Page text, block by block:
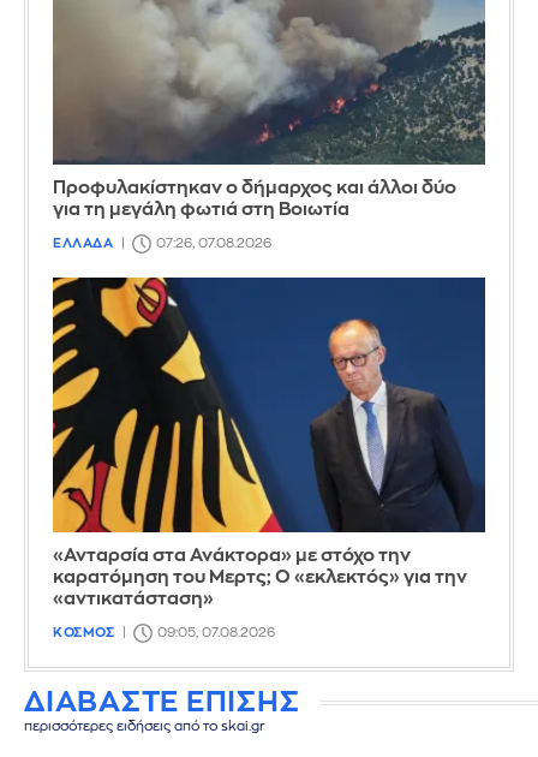
Προφυλακίστηκαν ο δήμαρχος και άλλοι δύο
για τη μεγάλη φωτιά στη Βοιωτία
ΕΛΛΑΔΑ 07:26, 07.08.2026
«Ανταρσία στα Ανάκτορα» με στόχο την
καρατόμηση του Μερτς; Ο «εκλεκτός» για την
«αντικατάσταση»
ΚΟΣΜΟΣ 09:05, 07.08.2026
ΔΙΑΒΑΣΤΕ ΕΠΙΣΗΣ
περισσότερες ειδήσεις από το skai.gr